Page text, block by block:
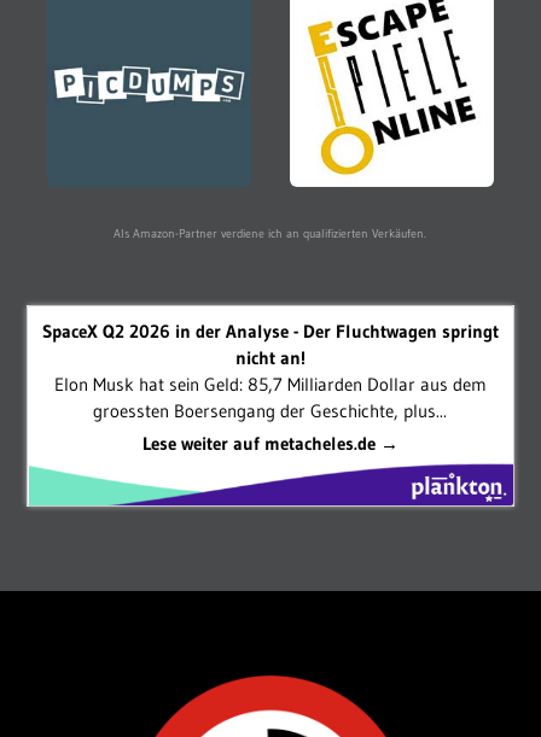
Als Amazon-Partner verdiene ich an qualifizierten Verkäufen.
SpaceX Q2 2026 in der Analyse - Der Fluchtwagen springt
nicht an!
Elon Musk hat sein Geld: 85,7 Milliarden Dollar aus dem
groessten Boersengang der Geschichte, plus...
Lese weiter auf metacheles.de →